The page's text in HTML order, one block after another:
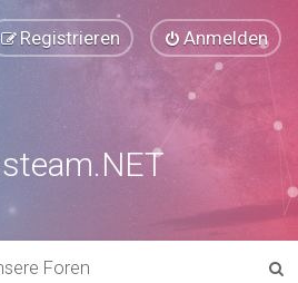
Anmelden
Registrieren
Foren